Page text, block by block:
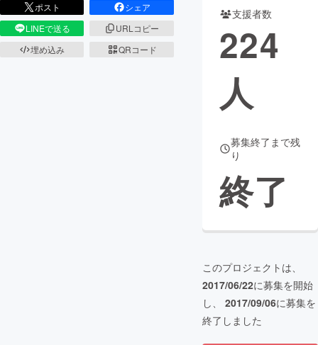
ポスト
シェア
LINEで送る
URLコピー
埋め込み
QRコード
支援者数
224
人
募集終了まで残
り
終了
このプロジェクトは、
2017/06/22に募集を開始
し、 2017/09/06に募集を
終了しました